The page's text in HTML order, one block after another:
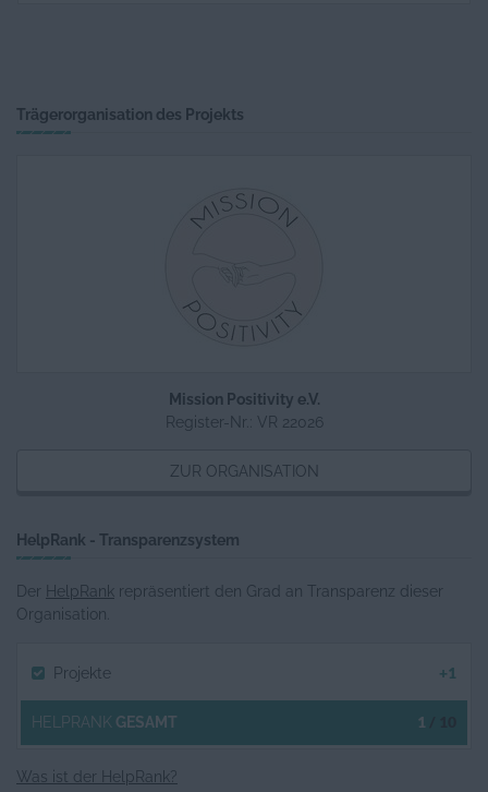
Trägerorganisation des Projekts
Mission Positivity e.V.
Register-Nr.: VR 22026
ZUR ORGANISATION
HelpRank - Transparenzsystem
Der HelpRank repräsentiert den Grad an Transparenz dieser
Organisation.
Projekte +1
HELPRANK GESAMT 1
Was ist der HelpRank?